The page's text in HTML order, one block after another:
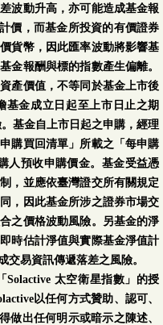
波動升高，亦可能造成基金報
價，而基金所投資的有價證券
貨幣，因此匯率波動將影響基
金報酬與標的指數產生偏離。
產價值，不等同於基金上市後
基金成立日起至上市日止之期
基金自上市日起之申購，經理
購買回清單」所載之「每申購
人預收申購價金。基金受益憑
，並應依臺灣證交所有關規定
，因此基金所涉之證券市場交
之價格波動風險。另基金的淨
時估計淨值與實際基金淨值計
交易資訊傳遞落差之風險。
Solactive 太空衛星指數」的授
以任何方式贊助、認可、
做出任何明示或暗示之陳述、